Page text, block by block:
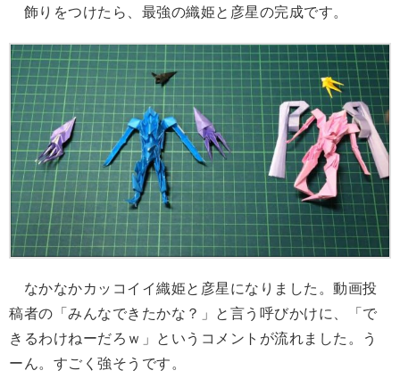
飾りをつけたら、最強の織姫と彦星の完成です。
なかなかカッコイイ織姫と彦星になりました。動画投
稿者の「みんなできたかな？」と言う呼びかけに、「で
きるわけねーだろｗ」というコメントが流れました。う
ーん。すごく強そうです。